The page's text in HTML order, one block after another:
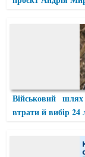
Військовий
втрати й вибір 24